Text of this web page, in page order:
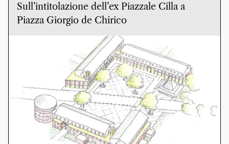
Sull’intitolazione dell’ex Piazzale Cilla a
Piazza Giorgio de Chirico